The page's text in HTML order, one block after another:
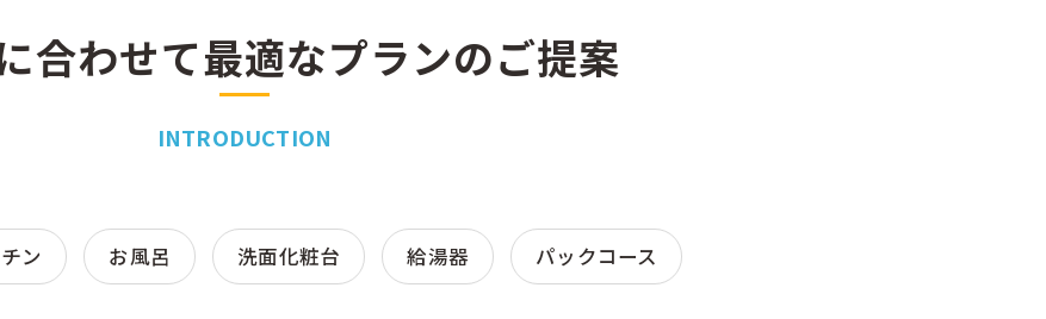
合わせて最適なプランのご提案
INTRODUCTION
ン お風呂 洗面化粧台 給湯器 パックコース